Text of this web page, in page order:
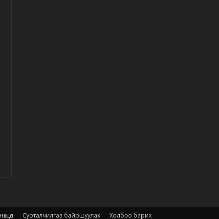
Сурталчилгаа байршуулах Холбоо барих